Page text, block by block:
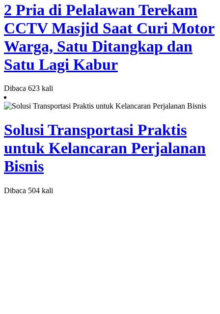
2 Pria di Pelalawan Terekam
CCTV Masjid Saat Curi Motor
Warga, Satu Ditangkap dan
Satu Lagi Kabur
Dibaca 623 kali
Solusi Transportasi Praktis
untuk Kelancaran Perjalanan
Bisnis
Dibaca 504 kali